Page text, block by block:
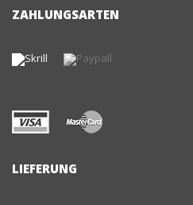
ZAHLUNGSARTEN
LIEFERUNG